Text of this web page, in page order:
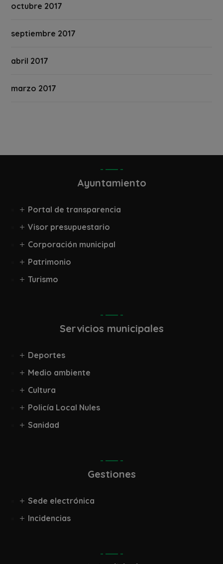
octubre 2017
septiembre 2017
abril 2017
marzo 2017
Ayuntamiento
Portal de transparencia
Visor presupuestario
Corporación municipal
Patrimonio
Turismo
Servicios municipales
Deportes
Medio ambiente
Cultura
Policía Local Nules
Sanidad
Gestiones
Sede electrónica
Incidencias